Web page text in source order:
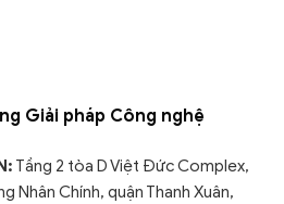
Giải pháp Công nghệ
Tầng 2 tòa D Việt Đức Complex,
Nhân Chính, quận Thanh Xuân,